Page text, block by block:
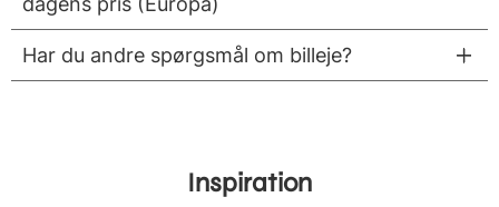
Har du andre spørgsmål om billeje?
Inspiration